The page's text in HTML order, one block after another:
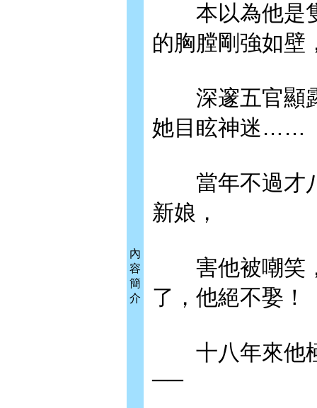
內
容
簡
介
本以為他是隻
的胸膛剛強如壁
深邃五官顯露
她目眩神迷……
當年不過才八
新娘，
害他被嘲笑，
了，他絕不娶！
十八年來他極
──